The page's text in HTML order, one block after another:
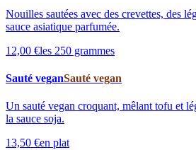
Nouilles sautées avec des crevettes, des
sauce asiatique parfumée.
12,00 €les 250 grammes
Sauté veganSauté vegan
Un sauté vegan croquant, mêlant tofu et
la sauce soja.
13,50 €en plat